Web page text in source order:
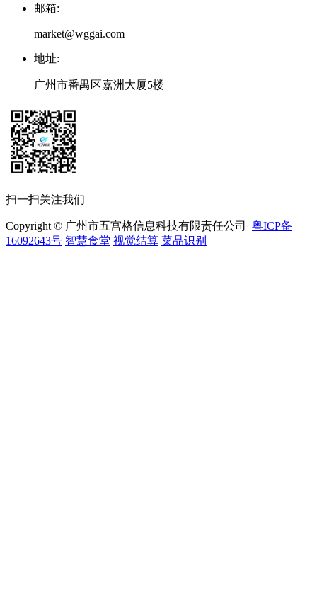
邮箱:
market@wggai.com
地址:
广州市番禺区嘉洲大厦5楼
扫一扫关注我们
Copyright © 广州市五宫格信息科技有限责任公司 粤ICP备
16092643号 智慧食堂 视觉结算 菜品识别